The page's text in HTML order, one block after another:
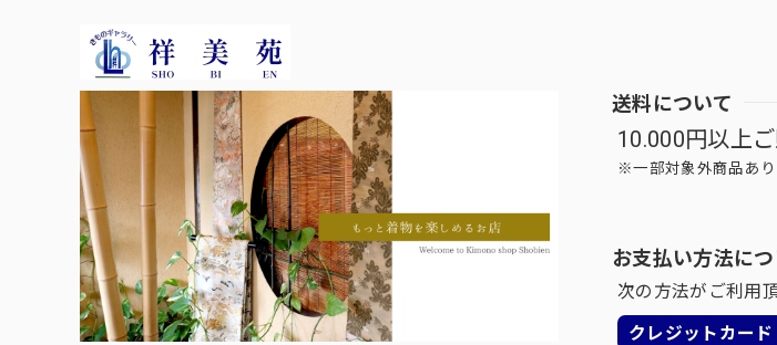
送料について
10.000円以上
※一部対象外商品あり
お支払い方法に
次の方法がご利用頂
クレジットカード